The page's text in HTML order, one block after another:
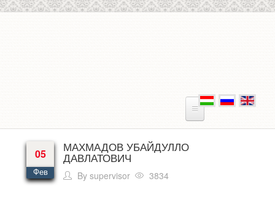
05
Фев
МАХМАДОВ УБАЙДУЛЛО
ДАВЛАТОВИЧ
Bysupervisor 3834